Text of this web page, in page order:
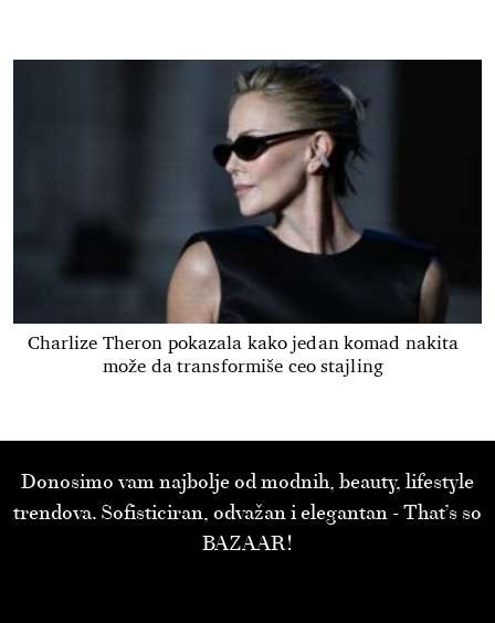
Charlize Theron pokazala kako jedan komad nakita
može da transformiše ceo stajling
Donosimo vam najbolje od modnih, beauty, lifestyle
trendova. Sofisticiran, odvažan i elegantan - That’s so
BAZAAR!